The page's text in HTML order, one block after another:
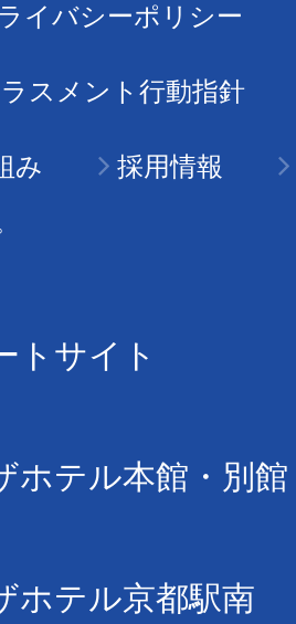
イバシーポリシー
スメント行動指針
み 採用情報
トサイト
ホテル本館・別館
ホテル京都駅南